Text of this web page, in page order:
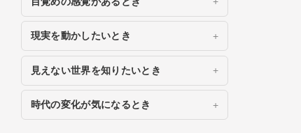
現実を動かしたいとき
見えない世界を知りたいとき
時代の変化が気になるとき